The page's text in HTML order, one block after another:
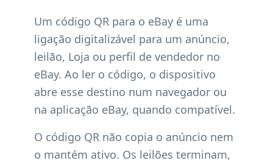
Um código QR para o eBay é uma
ligação digitalizável para um anúncio,
leilão, Loja ou perfil de vendedor no
eBay. Ao ler o código, o dispositivo
abre esse destino num navegador ou
na aplicação eBay, quando compatível.
O código QR não copia o anúncio nem
o mantém ativo. Os leilões terminam,